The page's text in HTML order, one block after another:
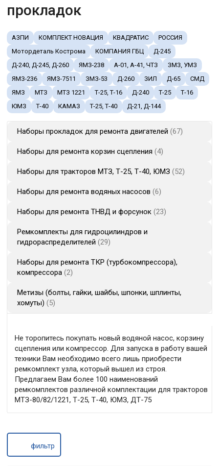
прокладок
АЗПИ КОМПЛЕКТ НОВАЦИЯ КВАДРАТИС
РОССИЯ
Мотордеталь Кострома
КОМПАНИЯ ГБЦ
Д-245
Д-240, Д-245, Д-260
ЯМЗ-238 А-01, А-41, ЧТЗ
ЗМЗ, УМЗ
ЯМЗ-236
ЯМЗ-7511 ЗМЗ-53 Д-260 ЗИЛ Д-65
СМД
ЯМЗ
МТЗ МТЗ 1221 Т-25, Т-16 Д-240 Т-25
Т-16
ЮМЗ
Т-40 КАМАЗ Т-25, Т-40 Д-21, Д-144
Наборы прокладок для ремонта двигателей 67
Наборы для ремонта корзин сцепления 4
Наборы для тракторов МТЗ, Т-25, Т-40, ЮМЗ 52
Наборы для ремонта водяных насосов 6
Наборы для ремонта ТНВД и форсунок 23
Ремкомплекты для гидроцилиндров и
гидрораспределителей 29
Наборы для ремонта ТКР (турбокомпрессора),
компрессора 2
Метизы (болты, гайки, шайбы, шпонки, шплинты,
хомуты) 5
Не торопитесь покупать новый водяной насос, корзину
сцепления или компрессор. Для запуска в работу вашей
техники Вам необходимо всего лишь приобрести
ремкомплект узла, который вышел из строя.
Предлагаем Вам более 100 наименований
ремкомплектов различной комплектации для тракторов
МТЗ-80/82/1221, Т-25, Т-40, ЮМЗ, ДТ-75
фильтр